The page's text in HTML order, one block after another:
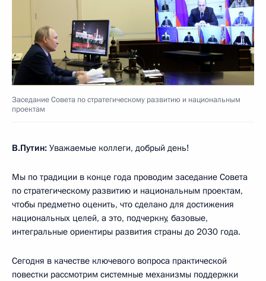
Заседание Совета по стратегическому развитию и национальным
проектам
В.Путин: Уважаемые коллеги, добрый день!
Мы по традиции в конце года проводим заседание Совета
по стратегическому развитию и национальным проектам,
чтобы предметно оценить, что сделано для достижения
национальных целей, а это, подчеркну, базовые,
интегральные ориентиры развития страны до 2030 года.
Сегодня в качестве ключевого вопроса практической
повестки рассмотрим системные механизмы поддержки